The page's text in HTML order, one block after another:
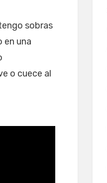
sobras
en una
o cuece al